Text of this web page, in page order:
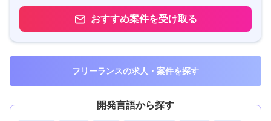
おすすめ案件を受け取る
フリーランスの求人・案件を探す
開発言語から探す